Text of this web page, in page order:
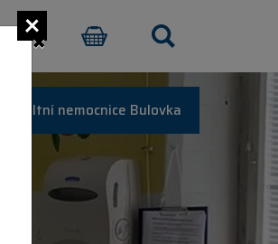
E-SHOP
Fakultní nemocnice Bulovka
×